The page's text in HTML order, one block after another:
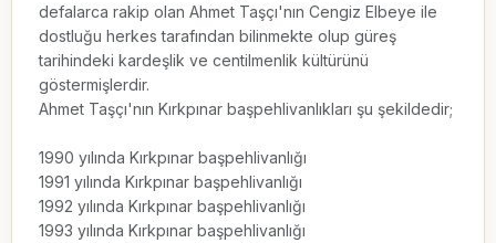
defalarca rakip olan Ahmet Taşçı'nın Cengiz Elbeye ile
dostluğu herkes tarafından bilinmekte olup güreş
tarihindeki kardeşlik ve centilmenlik kültürünü
göstermişlerdir.
Ahmet Taşçı'nın Kırkpınar başpehlivanlıkları şu şekildedir;
1990 yılında Kırkpınar başpehlivanlığı
1991 yılında Kırkpınar başpehlivanlığı
1992 yılında Kırkpınar başpehlivanlığı
1993 yılında Kırkpınar başpehlivanlığı